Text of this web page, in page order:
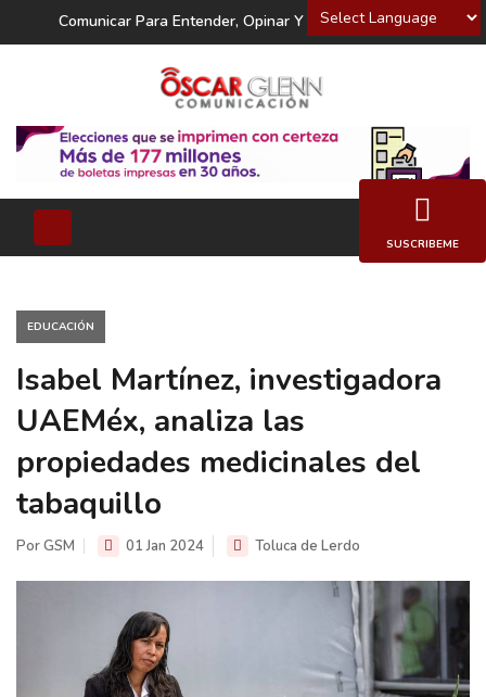
Powered by
Comunicar Para Entender, Opinar Y Decidir
EDUCACIÓN
Isabel Martínez, investigadora
UAEMéx, analiza las
propiedades medicinales del
tabaquillo
Por GSM 01 Jan 2024 Toluca de Lerdo
SUSCRIBEME